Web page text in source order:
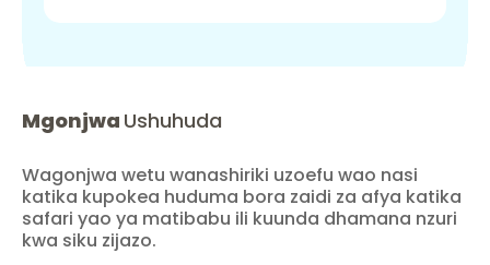
Mgonjwa Ushuhuda
Wagonjwa wetu wanashiriki uzoefu wao nasi
katika kupokea huduma bora zaidi za afya katika
safari yao ya matibabu ili kuunda dhamana nzuri
kwa siku zijazo.